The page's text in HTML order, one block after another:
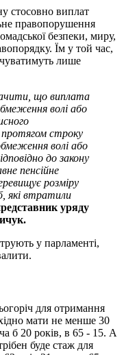
стосовно виплат
правопорушення
безпеки, миру,
Їм у той час,
лише
що виплата
волі або
протягом строку
волі або
до закону
пенсійне
розміру
які втратили
уряду
у парламенті,
для отримання
мати не менше 30
б 20 років, в 65 - 15. А
буде стаж для